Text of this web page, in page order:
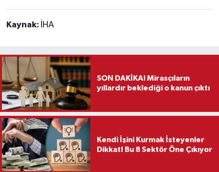
Kaynak: İHA
SON DAKİKA! Mirasçıların
yıllardır beklediği o kanun çıktı
Kendi İşini Kurmak İsteyenler
Dikkat! Bu 8 Sektör Öne Çıkıyor